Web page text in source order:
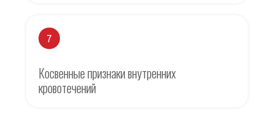
7
Косвенные признаки внутренних
кровотечений